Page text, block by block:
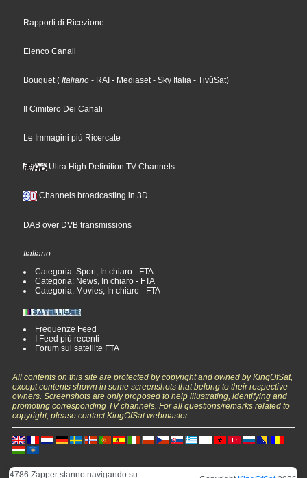
Rapporti di Ricezione
Elenco Canali
Bouquet( Italiano - RAI - Mediaset- Sky Italia - TivùSat)
Il Cimitero Dei Canali
Le Immagini più Ricercate
Ultra High Definition TV Channels
Channels broadcasting in 3D
DAB over DVB transmissions
Italiano
Categoria: Sport, In chiaro - FTA
Categoria: News, In chiaro - FTA
Categoria: Movies, In chiaro - FTA
Frequenze Feed
I Feed più recenti
Forum sul satellite FTA
All contents on this site are protected by copyright and owned by KingOfSat,
except contents shown in some screenshots that belong to their respective
owners. Screenshots are only proposed to help illustrating, identifying and
promoting corresponding TV channels. For all questions/remarks related to
copyright, please contact KingOfSat webmaster.
4786 Zapper stanno navigando su